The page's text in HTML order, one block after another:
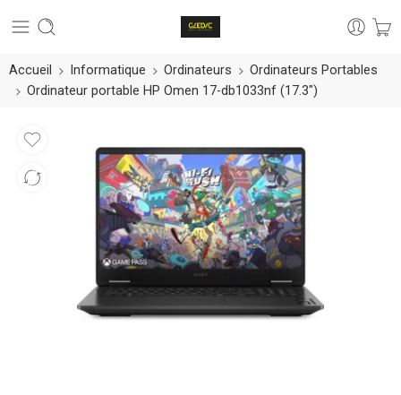
Accueil Informatique Ordinateurs
Ordinateurs Portables
Ordinateur portable HP Omen 17-db1033nf (17.3″)